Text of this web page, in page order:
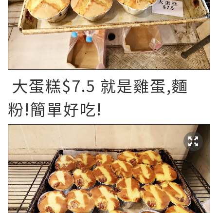
大蛋糕$7.5 就是雞蛋,麵
粉!簡單好吃!